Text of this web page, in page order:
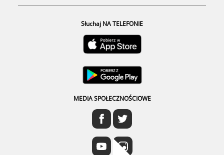
Słuchaj NA TELEFONIE
MEDIA SPOŁECZNOŚCIOWE